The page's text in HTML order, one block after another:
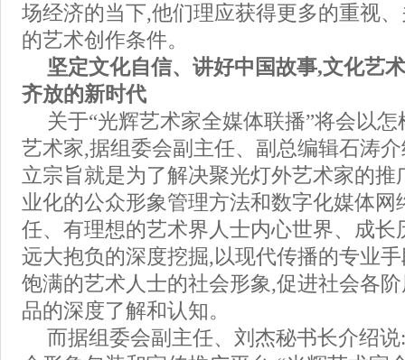
场经济的当下,他们理应获得更多的重视
的艺术创作条件。
坚定文化自信、讲好中国故事,文化艺
齐放的新时代
关于“光辉艺术家全媒体联播”将会以
艺术家,据组委会副主任、副总编辑石涛
立宗旨就是为了解决聚光灯外艺术家的推
业化的公众形象管理方法和数字化媒体网
任、有理想的艺术界人士内心世界、成长
远大抱负的深度挖掘,以现代传播的专业
饱满的艺术人士的社会形象,促进社会各
品的深度了解和认知。
而据组委会副主任、刘杰秘书长介绍